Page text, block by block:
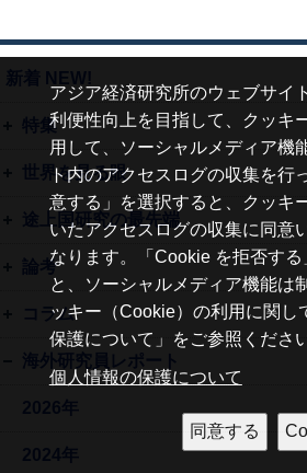
新着 NEW!
特集
世界を見る眼
途上国研究の最先端
論考
コラム
海外研究員レポート
2026年
2024年
アジア経済研究所のウェブサイ
利便性向上を目指して、クッキ
用して、ソーシャルメディア機
ト内のアクセスログの収集を行
意する」を選択すると、クッキ
いたアクセスログの収集に同意
なります。「Cookie を拒否する
と、ソーシャルメディア機能は
ッキー（Cookie）の利用に関し
保護について」をご参照ください
個人情報の保護について